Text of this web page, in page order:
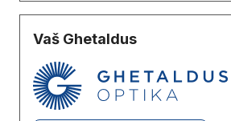
Vaš Ghetaldus